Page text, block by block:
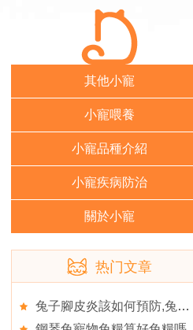
其他小寵
小寵喂養
小寵品種介紹
小寵疾病防治
關於小寵
热门文章
兔子腳皮炎該如何預防,兔兔腳皮炎原因和治療方法